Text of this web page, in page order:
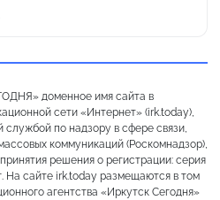
доменное имя сайта в
сети «Интернет» (irk.today),
по надзору в сфере связи,
коммуникаций (Роскомнадзор),
решения о регистрации: серия
На сайте irk.today размещаются в том
агентства «Иркутск Сегодня»